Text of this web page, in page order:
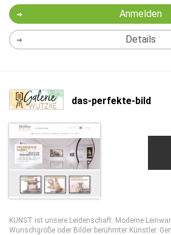
Anmelden
Details
das-perfekte-bild
KUNST ist unsere Leidenschaft. Moderne
Wunschgröße oder Bilder berühmter Künstler.